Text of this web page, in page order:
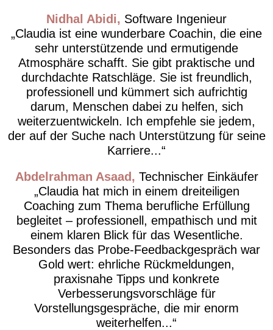
Nidhal Abidi
Software Ingenieur
Claudia ist eine wunderbare Coachin, die eine
sehr unterstützende und ermutigende
Atmosphäre schafft. Sie gibt praktische und
durchdachte Ratschläge. Sie ist freundlich,
professionell und kümmert sich aufrichtig
darum, Menschen dabei zu helfen, sich
weiterzuentwickeln. Ich empfehle sie jedem,
der auf der Suche nach Unterstützung für seine
Karriere...
Abdelrahman Asaad
Technischer Einkäufer
Claudia hat mich in einem dreiteiligen
Coaching zum Thema berufliche Erfüllung
begleitet – professionell, empathisch und mit
einem klaren Blick für das Wesentliche.
Besonders das Probe-Feedbackgespräch war
Gold wert: ehrliche Rückmeldungen,
praxisnahe Tipps und konkrete
Verbesserungsvorschläge für
Vorstellungsgespräche, die mir enorm
weiterhelfen...